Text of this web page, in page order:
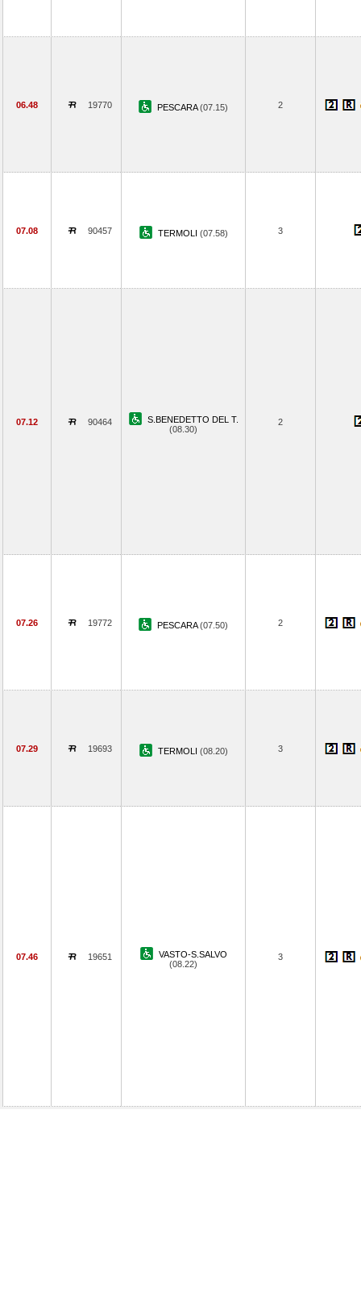
06.48 19770 PESCARA(07.15) 2
07.08 90457 TERMOLI (07.58) 3
07.12 90464
S.BENEDETTO DEL T.
(08.30)
2
07.26 19772 PESCARA(07.50) 2
07.29 19693 TERMOLI (08.20) 3
07.46 19651
VASTO-S.SALVO
(08.22)
3